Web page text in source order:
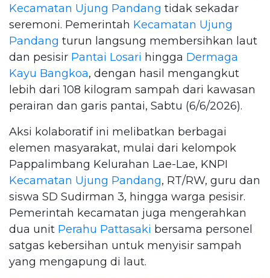
Kecamatan Ujung Pandang tidak sekadar
seremoni. Pemerintah Kecamatan Ujung
Pandang turun langsung membersihkan laut
dan pesisir Pantai Losari hingga Dermaga
Kayu Bangkoa, dengan hasil mengangkut
lebih dari 108 kilogram sampah dari kawasan
perairan dan garis pantai, Sabtu (6/6/2026).
Aksi kolaboratif ini melibatkan berbagai
elemen masyarakat, mulai dari kelompok
Pappalimbang Kelurahan Lae-Lae, KNPI
Kecamatan Ujung Pandang, RT/RW, guru dan
siswa SD Sudirman 3, hingga warga pesisir.
Pemerintah kecamatan juga mengerahkan
dua unit Perahu Pattasaki bersama personel
satgas kebersihan untuk menyisir sampah
yang mengapung di laut.